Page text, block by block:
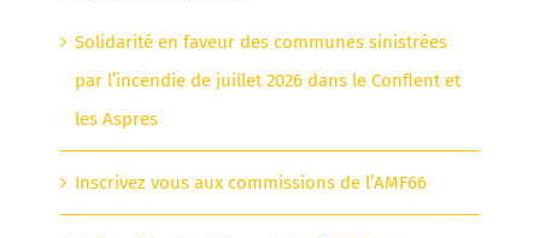
Solidarité en faveur des communes sinistrées
par l’incendie de juillet 2026 dans le Conflent et
les Aspres
Inscrivez vous aux commissions de l’AMF66